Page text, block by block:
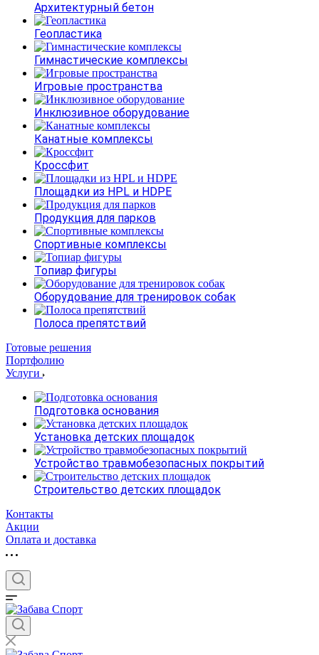
Архитектурный бетон
Геопластика
Гимнастические комплексы
Игровые пространства
Инклюзивное оборудование
Канатные комплексы
Кроссфит
Площадки из HPL и HDPE
Продукция для парков
Спортивные комплексы
Топиар фигуры
Оборудование для тренировок собак
Полоса препятствий
Готовые решения
Портфолию
Услуги
Подготовка основания
Установка детских площадок
Устройство травмобезопасных покрытий
Строительство детских площадок
Контакты
Акции
Оплата и доставка